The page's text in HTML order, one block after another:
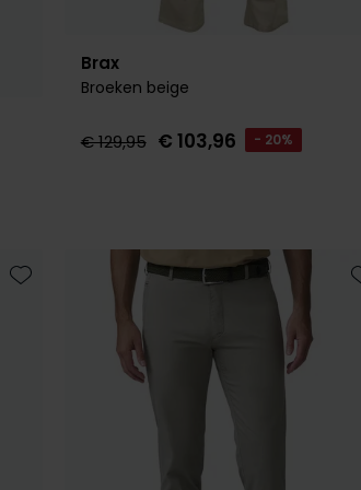
Brax
Broeken beige
€ 129,95 € 103,96 - 20%
Toevoegen aan favorieten